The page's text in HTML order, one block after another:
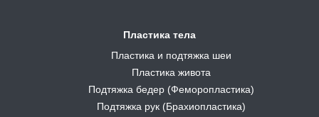
Пластика тела
Пластика и подтяжка шеи
Пластика живота
Подтяжка бедер (Феморопластика)
Подтяжка рук (Брахиопластика)